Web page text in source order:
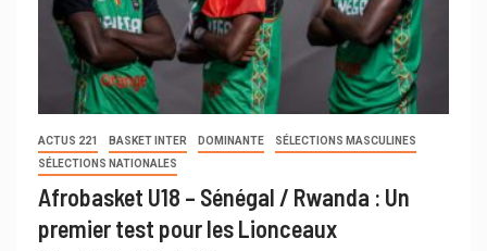
ACTUS 221 BASKET INTER DOMINANTE
SÉLECTIONS MASCULINES
SÉLECTIONS NATIONALES
Afrobasket U18 – Sénégal / Rwanda : Un
premier test pour les Lionceaux